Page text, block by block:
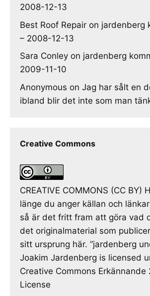
2008-12-13
Best Roof Repair on jardenberg
– 2008-12-13
Sara Conley on jardenberg
2009-11-10
Anonymous on Jag har sålt en
ibland blir det inte som man
Creative Commons
CREATIVE COMMONS (CC BY)
länge du anger källan och
så är det fritt fram att göra vad
det originalmaterial som
sitt ursprung här. ”jardenberg
Joakim Jardenberg is licensed
Creative Commons Erkännande
License